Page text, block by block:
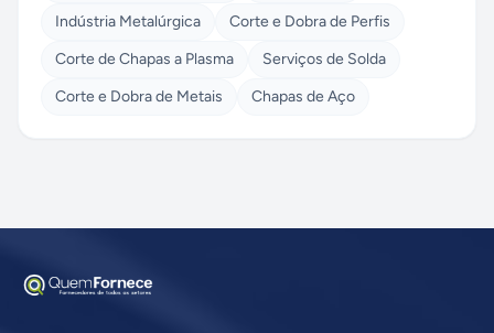
Indústria Metalúrgica
Corte e Dobra de Perfis
Corte de Chapas a Plasma
Serviços de Solda
Corte e Dobra de Metais
Chapas de Aço